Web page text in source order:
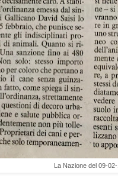
La Nazione del 09-